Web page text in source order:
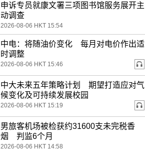
申诉专员就康文署三项图书馆服务展开主
动调查
2026-08-06 HKT 15:54
中电：将随油价变化 每月对电价作出适
时调整
2026-08-06 HKT 15:46
中大未来五年策略计划 期望打造应对气
候变化及可持续发展校园
2026-08-06 HKT 15:19
男旅客机场被检获约31600支未完税香
烟 判监6个月
2026-08-06 HKT 14:58